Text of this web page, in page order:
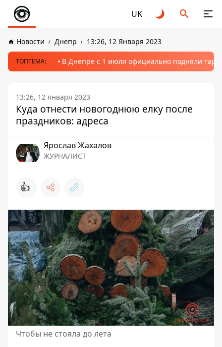
UK
Новости Днепр 13:26, 12 Января 2023
ТОПТЕМА: В Днепре с 1 июля официально подняли
13:26, 12 января 2023
Куда отнести новогоднюю елку после
праздников: адреса
Ярослав Жахалов
ЖУРНАЛИСТ
👍
Чтобы не стояла до лета